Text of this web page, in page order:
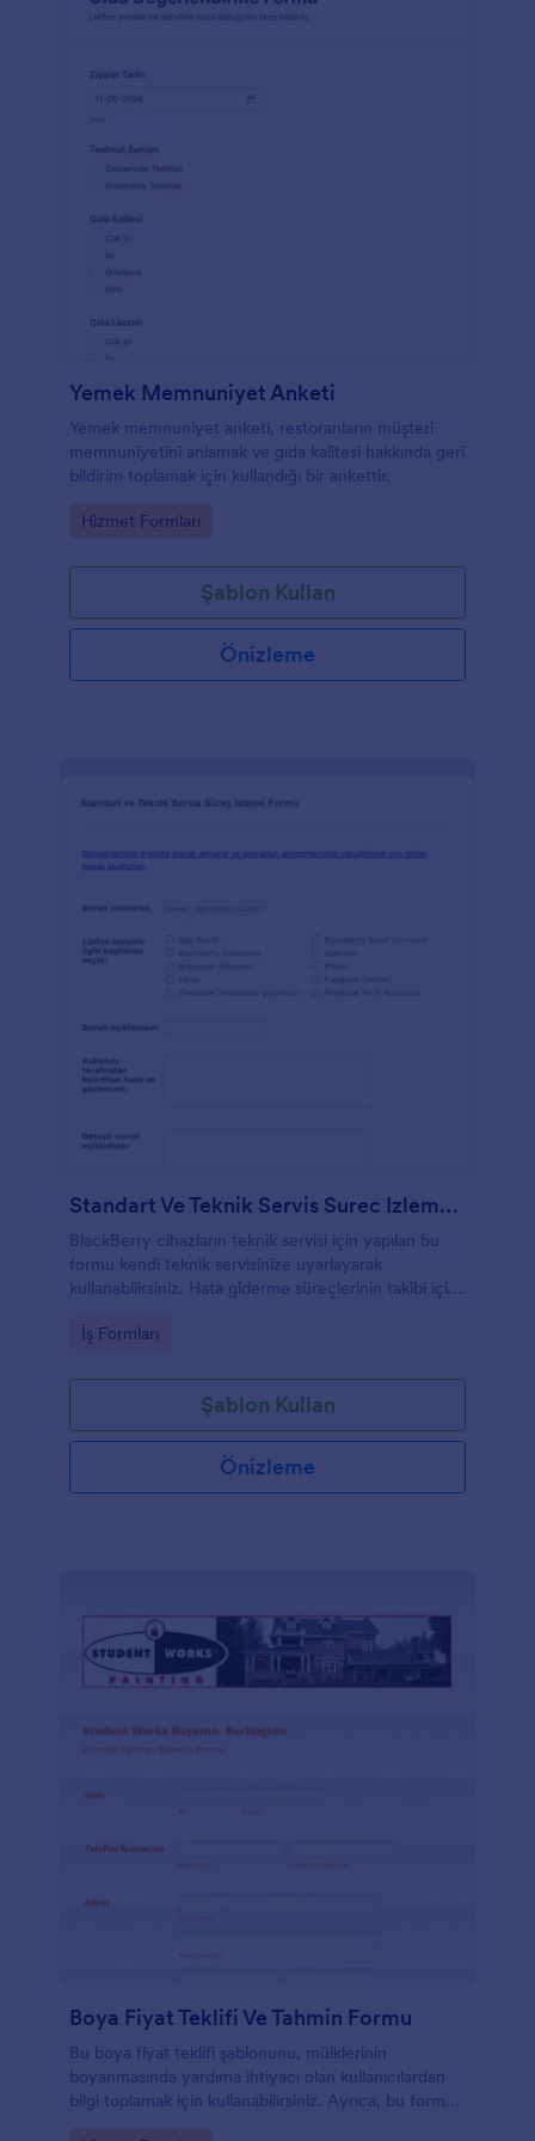
Yemek Memnuniyet Anketi
Yemek memnuniyet anketi, restoranların müşteri
memnuniyetini anlamak ve gıda kalitesi hakkında geri
bildirim toplamak için kullandığı bir ankettir.
Go to Category:
Hizmet Formları
Şablon Kullan
Önizleme
Standart Ve Teknik Servis Surec Izleme Formu
BlackBerry cihazların teknik servisi için yapılan bu
formu kendi teknik servisinize uyarlayarak
kullanabilirsiniz. Hata giderme süreçlerinin takibi için
Go to Category:
İş Formları
Şablon Kullan
Önizleme
Boya Fiyat Teklifi Ve Tahmin Formu
Bu boya fiyat teklifi şablonunu, mülklerinin
boyanmasında yardıma ihtiyacı olan kullanıcılardan
bilgi toplamak için kullanabilirsiniz. Ayrıca, bu form